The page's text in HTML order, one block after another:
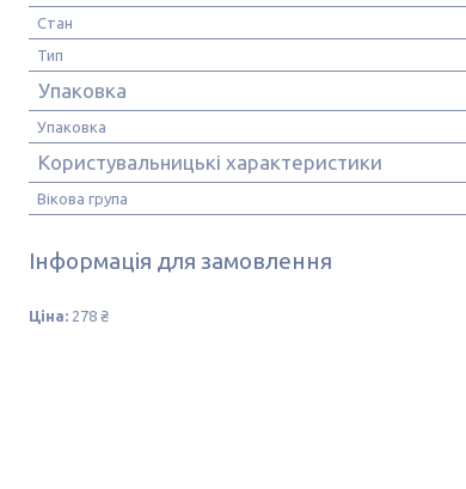
Стан
Тип
Упаковка
Упаковка
Користувальницькі характеристики
Вікова група
Інформація для замовлення
Ціна: 278 ₴